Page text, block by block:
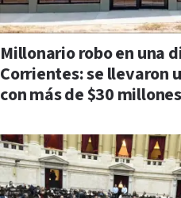
Millonario robo en una
Corrientes: se llevaron
con más de $30 millones